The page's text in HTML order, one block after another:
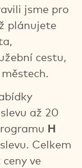
jsme pro
plánujete
cestu,
až 20
H
Celkem
ve